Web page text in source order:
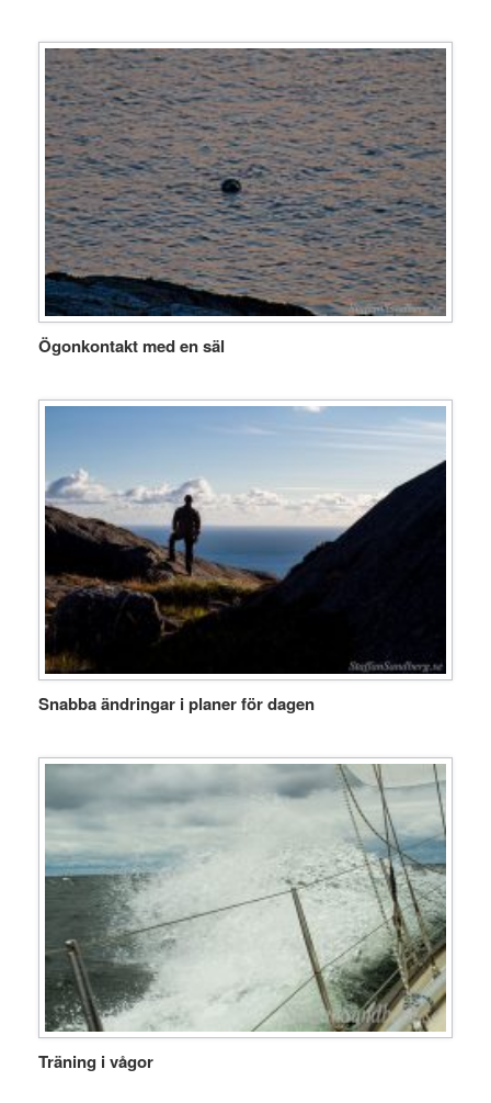
Ögonkontakt med en säl
Snabba ändringar i planer för dagen
Träning i vågor